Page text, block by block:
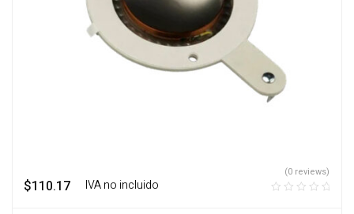
$110.17 ‎ ‎ ‎ IVA no incluido
(0 reviews)